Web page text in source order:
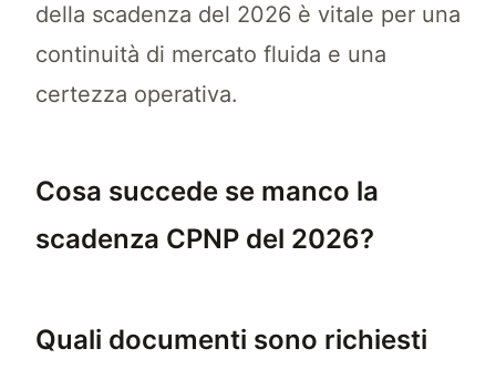
della scadenza del 2026 è vitale per una
continuità di mercato fluida e una
certezza operativa.
Cosa succede se manco la
scadenza CPNP del 2026?
Quali documenti sono richiesti